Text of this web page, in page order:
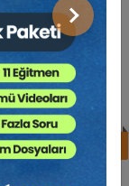
Sonraki
Aylık